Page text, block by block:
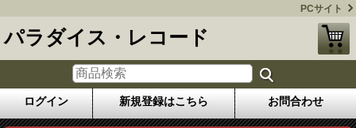
PCサイト
パラダイス・レコード
ログイン 新規登録はこちら お問合わせ